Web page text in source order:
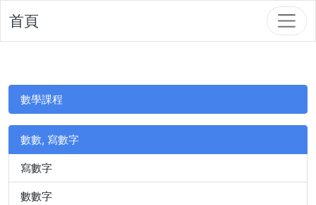
首頁
數學課程
數數, 寫數字
寫數字
數數字